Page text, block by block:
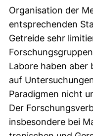
Organisation der
entsprechenden
Getreide sehr
Labore haben aber
auf
Paradigmen nicht
Der
insbesondere bei